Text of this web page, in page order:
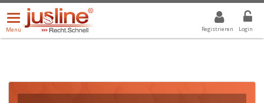
Registrieren Login
Menü
öffnen/schließen
Menü
ALLE DROPDOWN: GEWÄHLTER WERT IST ALLE